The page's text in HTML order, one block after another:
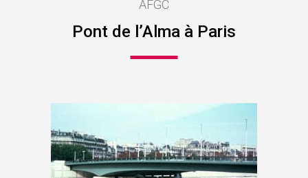
AFGC
Pont de l’Alma à Paris